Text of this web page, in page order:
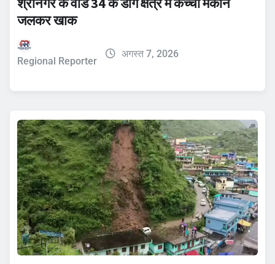
जलकर खाक
Regional Reporter
अगस्त 7, 2026